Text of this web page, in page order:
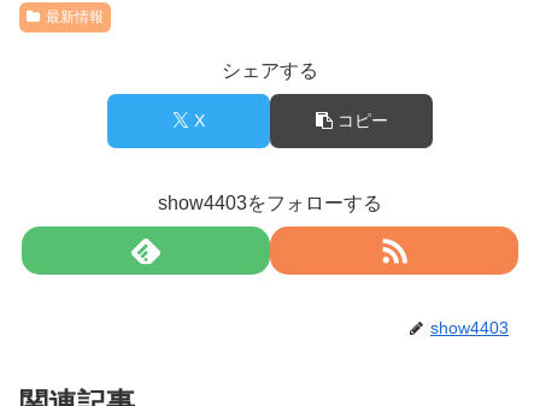
最新情報
シェアする
X コピー
show4403をフォローする
show4403